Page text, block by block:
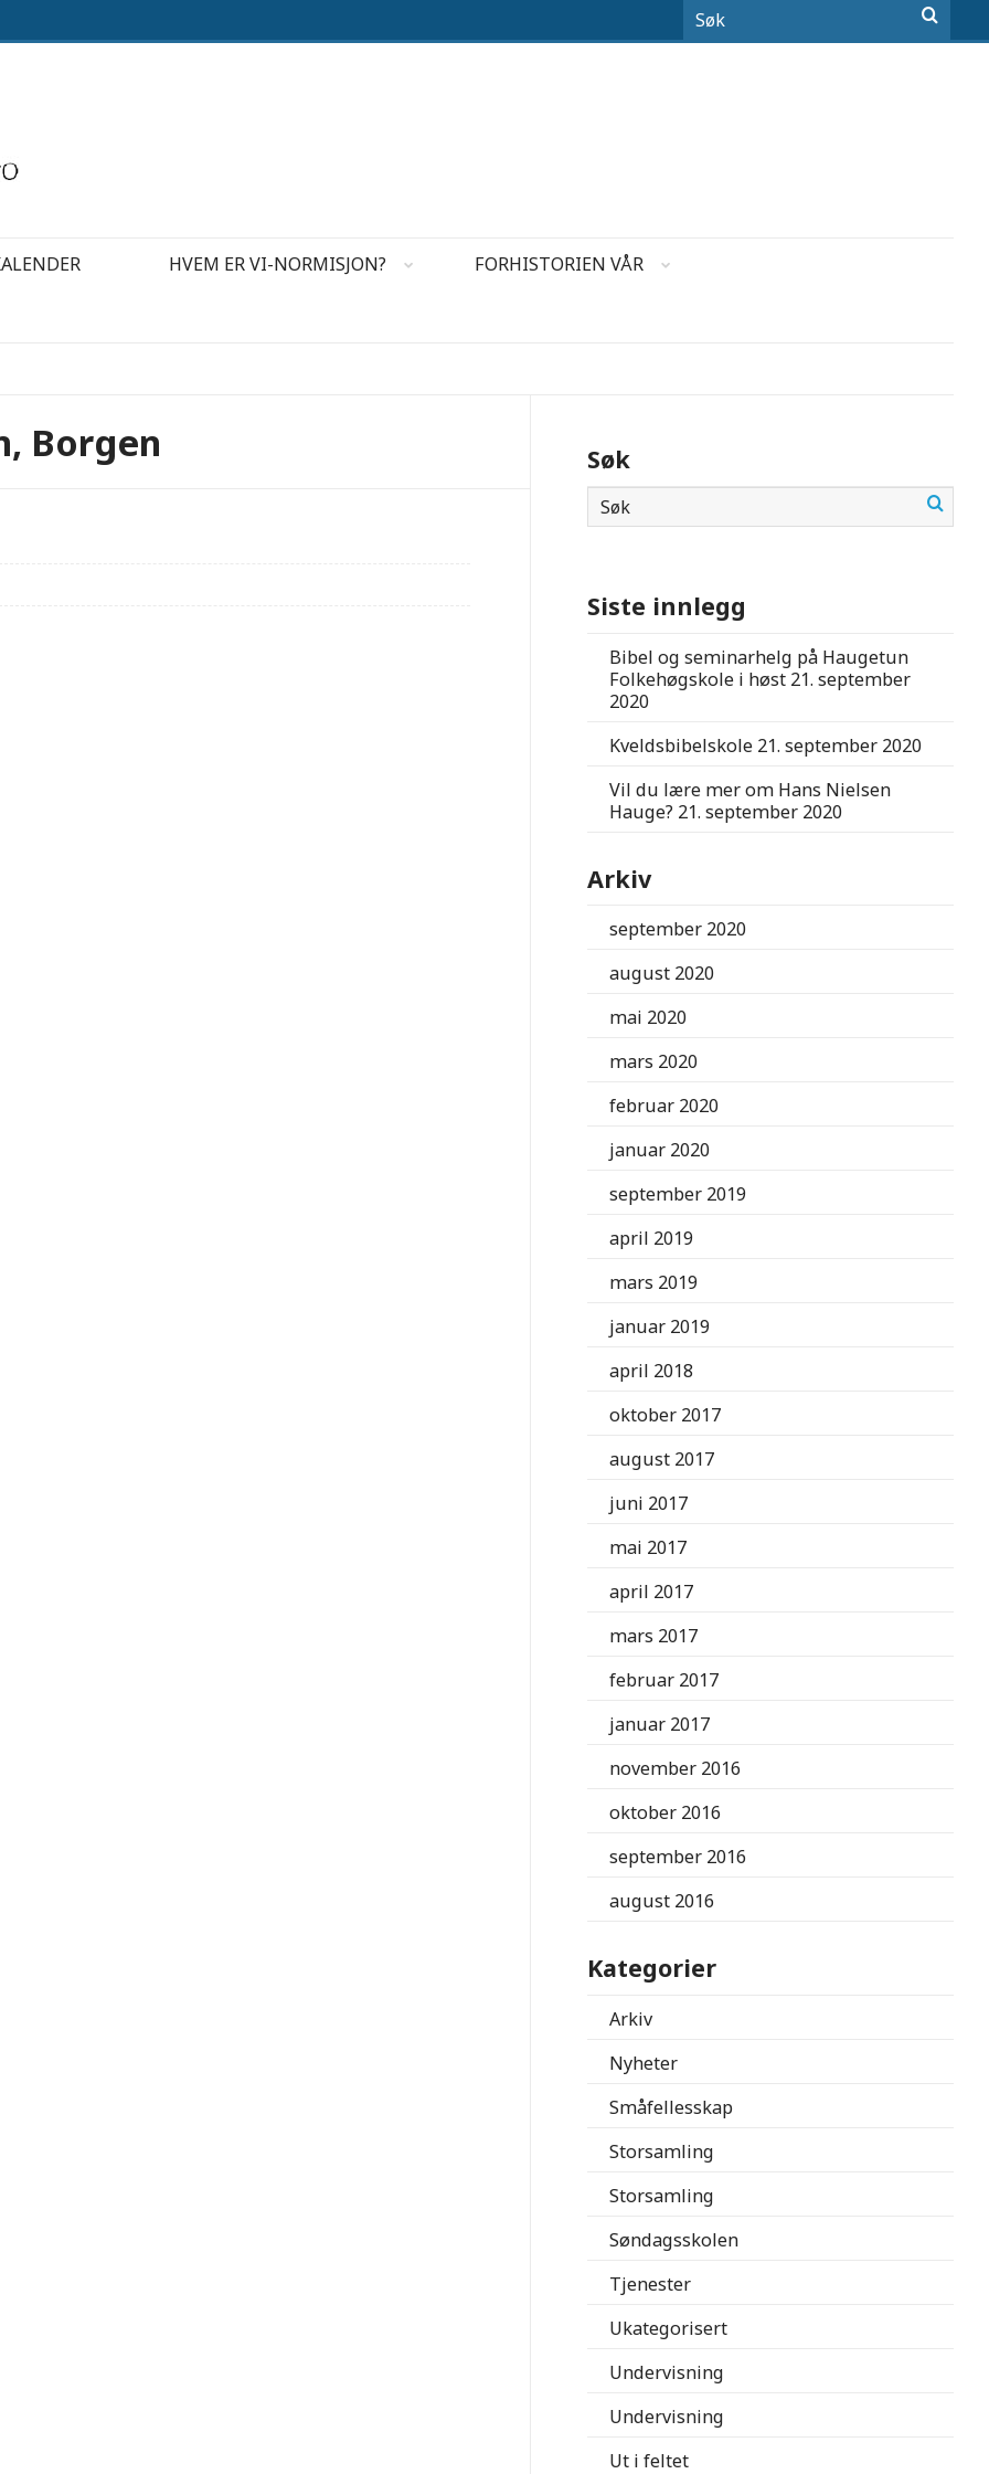
HVEM ER VI-NORMISJON? FORHISTORIEN VÅR
Borgen Søk
Siste innlegg
Bibel og seminarhelg på Haugetun
Folkehøgskole i høst 21. september
2020
Kveldsbibelskole 21. september 2020
Vil du lære mer om Hans Nielsen
Hauge? 21. september 2020
Arkiv
september 2020
august 2020
mai 2020
mars 2020
februar 2020
januar 2020
september 2019
april 2019
mars 2019
januar 2019
april 2018
oktober 2017
august 2017
juni 2017
mai 2017
april 2017
mars 2017
februar 2017
januar 2017
november 2016
oktober 2016
september 2016
august 2016
Kategorier
Arkiv
Nyheter
Småfellesskap
Storsamling
Storsamling
Søndagsskolen
Tjenester
Ukategorisert
Undervisning
Undervisning
Ut i feltet